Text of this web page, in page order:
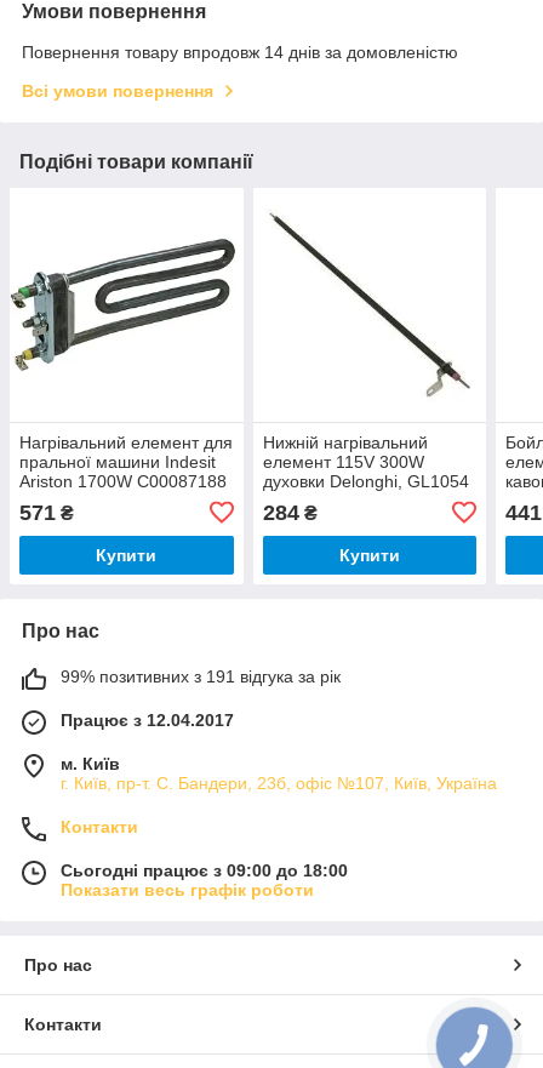
Умови повернення
Повернення товару впродовж 14 днів за домовленістю
Всі умови повернення
Подібні товари компанії
Нагрівальний елемент для
пральної машини Indesit
Ariston 1700W C00087188
571 ₴
Купити
Нижній нагрівальний
елемент 115V 300W
духовки Delonghi, GL1054
284₴
Купити
441
Про нас
99% позитивних з 191 відгука за рік
Працює з 12.04.2017
м. Київ
г. Київ, пр-т. С. Бандери, 23б, офіс №107, Київ, Україна
Контакти
Сьогодні працює з 09:00 до 18:00
Показати весь графік роботи
Про нас
Контакти